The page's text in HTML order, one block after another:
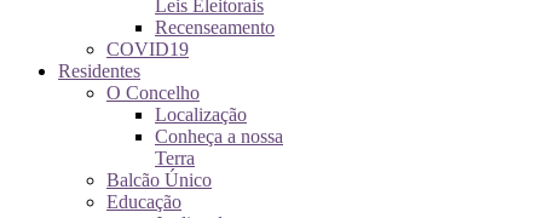
Leis Eleitorais
Recenseamento
COVID19
Residentes
O Concelho
Localização
Conheça a nossa
Terra
Balcão Único
Educação